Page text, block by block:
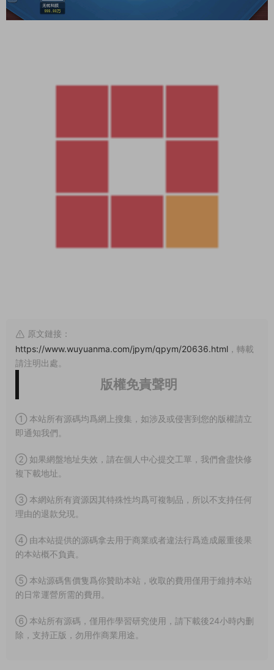
原文鏈接：
https://www.wuyuanma.com/jpym/qpym/20636.html ，轉載
請注明出處。
版權免責聲明
① 本站所有源碼均爲網上搜集，如涉及或侵害到您的版權請立
即通知我們。
② 如果網盤地址失效，請在個人中心提交工單，我們會盡快修
複下載地址。
③ 本網站所有資源因其特殊性均爲可複制品，所以不支持任何
理由的退款兌現。
④ 由本站提供的源碼拿去用于商業或者違法行爲造成嚴重後果
的本站概不負責。
⑤ 本站源碼售價隻爲你贊助本站，收取的費用僅用于維持本站
的日常運營所需的費用。
⑥ 本站所有源碼，僅用作學習研究使用，請下載後24小時内删
除，支持正版，勿用作商業用途。